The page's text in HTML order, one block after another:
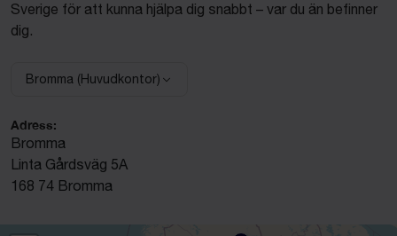
Sverige för att kunna hjälpa dig snabbt – var du än befinner
dig.
Välj anläggning:
Bromma (Huvudkontor)
Adress:
Bromma
Linta Gårdsväg 5A
168 74 Bromma